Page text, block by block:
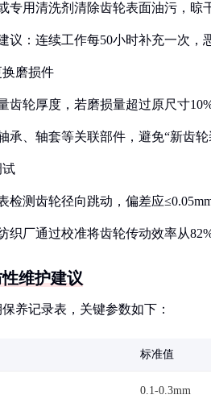
专用清洗剂清除齿轮表面油污，晾
议：连续工作每50小时补充一次，
换磨损件
齿轮厚度，若磨损量超过原尺寸
承、轴套等关联部件，避免“新齿轮
试
检测齿轮径向跳动，偏差应
织厂通过校准将齿轮传动效率从
维护建议
养记录表，关键参数如下：
标准值
0.1-0.3mm